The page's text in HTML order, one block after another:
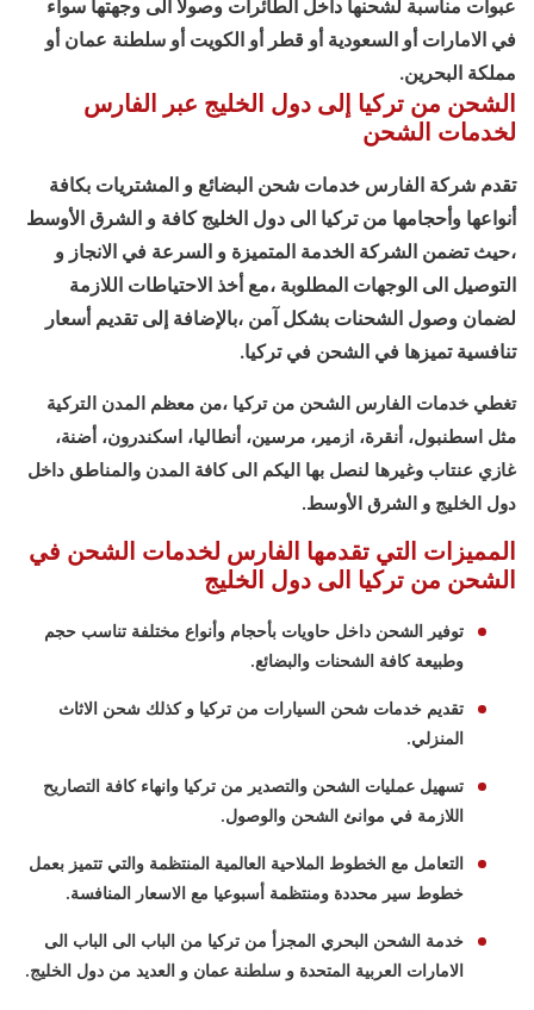
عبوات مناسبة لشحنها داخل الطائرات وصولا الى وجهتها سواء
في الامارات أو السعودية أو قطر أو الكويت أو سلطنة عمان أو
مملكة البحرين.
الشحن من تركيا إلى دول الخليج عبر الفارس
لخدمات الشحن
تقدم شركة الفارس خدمات شحن البضائع و المشتريات بكافة
أنواعها وأحجامها من تركيا الى دول الخليج كافة و الشرق الأوسط
،حيث تضمن الشركة الخدمة المتميزة و السرعة في الانجاز و
التوصيل الى الوجهات المطلوبة ،مع أخذ الاحتياطات اللازمة
لضمان وصول الشحنات بشكل آمن ،بالإضافة إلى تقديم أسعار
تنافسية تميزها في الشحن في تركيا.
تغطي خدمات الفارس الشحن من تركيا ،من معظم المدن التركية
مثل اسطنبول، أنقرة، ازمير، مرسين، أنطاليا، اسكندرون، أضنة،
غازي عنتاب وغيرها لنصل بها اليكم الى كافة المدن والمناطق داخل
دول الخليج و الشرق الأوسط.
المميزات التي تقدمها الفارس لخدمات الشحن في
الشحن من تركيا الى دول الخليج
توفير الشحن داخل حاويات بأحجام وأنواع مختلفة تناسب حجم
وطبيعة كافة الشحنات والبضائع.
تقديم خدمات شحن السيارات من تركيا و كذلك شحن الاثاث
المنزلي.
تسهيل عمليات الشحن والتصدير من تركيا وانهاء كافة التصاريح
اللازمة في موانئ الشحن والوصول.
التعامل مع الخطوط الملاحية العالمية المنتظمة والتي تتميز بعمل
خطوط سير محددة ومنتظمة أسبوعيا مع الاسعار المنافسة.
خدمة الشحن البحري المجزأ من تركيا من الباب الى الباب الى
الامارات العربية المتحدة و سلطنة عمان و العديد من دول الخليج.